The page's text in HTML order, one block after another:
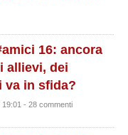
16: ancora
allievi, dei
va in sfida?
- 28 commenti